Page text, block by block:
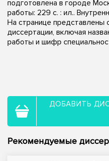
подготовлена в городе
работы: 229 с. : ил..
На странице представлены
диссертации, включая
работы и шифр
ДОБАВИТЬ
Рекомендуемые